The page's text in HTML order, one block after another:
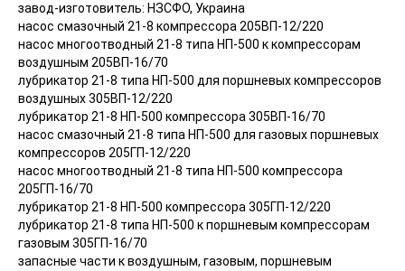
завод-изготовитель: НЗСФО, Украина
насос смазочный 21-8 компрессора 205ВП-12/220
насос многоотводный 21-8 типа НП-500 к компрессорам
воздушным 205ВП-16/70
лубрикатор 21-8 типа НП-500 для поршневых компрессоров
воздушных 305ВП-12/220
лубрикатор 21-8 НП-500 компрессора 305ВП-16/70
насос смазочный 21-8 типа НП-500 для газовых поршневых
компрессоров 205ГП-12/220
насос многоотводный 21-8 типа НП-500 компрессора
205ГП-16/70
лубрикатор 21-8 НП-500 компрессора 305ГП-12/220
лубрикатор 21-8 типа НП-500 к поршневым компрессорам
газовым 305ГП-16/70
запасные части к воздушным, газовым, поршневым